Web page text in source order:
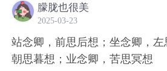
朦胧也很美
2025-03-23
站念卿，前思后想；坐念卿，左
朝思暮想；业念卿，苦思冥想